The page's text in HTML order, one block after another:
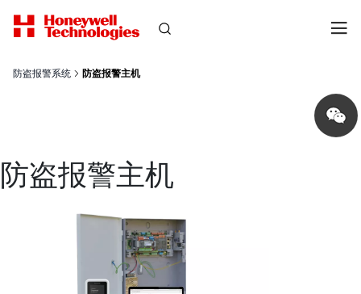
防盗报警系统 防盗报警主机
Share
on
wechat
防盗报警主机